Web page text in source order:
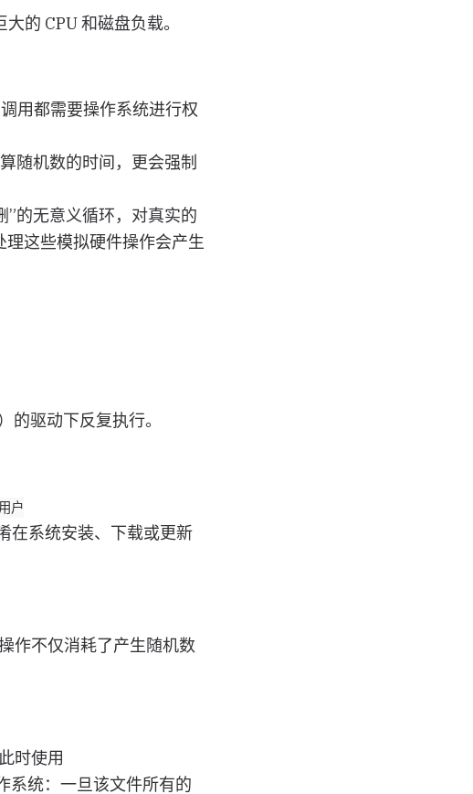
的 CPU 和磁盘负载。
用都需要操作系统进行权
随机数的时间，更会强制
”的无意义循环，对真实的
这些模拟硬件操作会产生
的驱动下反复执行。
户
在系统安装、下载或更新
作不仅消耗了产生随机数
时使用
系统：一旦该文件所有的